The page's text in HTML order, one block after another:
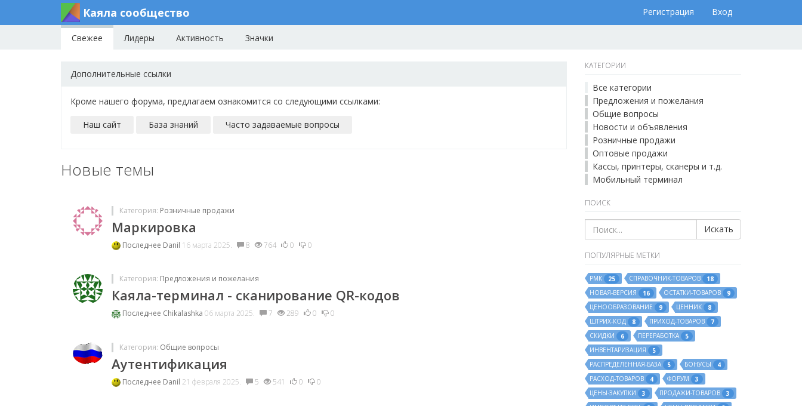
Каяла сообщество Регистрация Вход
Свежее Лидеры Активность Значки
Дополнительные ссылки
Кроме нашего форума, предлагаем ознакомится со следующими ссылками:
Наш сайт База знаний Часто задаваемые вопросы
Новые темы
Категория: Розничные продажи
Маркировка
Последнее Danil 16 марта 2025. 8 764 0 0
Категория: Предложения и пожелания
Каяла-терминал - сканирование QR-кодов
Последнее Chikalashka 06 марта 2025. 7 289 0 0
Категория: Общие вопросы
Аутентификация
Последнее Danil 21 февраля 2025. 5 541 0 0
КАТЕГОРИИ
Все категории
Предложения и пожелания
Общие вопросы
Новости и объявления
Розничные продажи
Оптовые продажи
Кассы, принтеры, сканеры и т.д.
Мобильный терминал
ПОИСК
Искать
ПОПУЛЯРНЫЕ МЕТКИ
РМК 25 СПРАВОЧНИК-ТОВАРОВ
18
НОВАЯ-ВЕРСИЯ
16 ОСТАТКИ-ТОВАРОВ
9
ЦЕНООБРАЗОВАНИЕ
9 ЦЕННИК
8
ШТРИХ-КОД
8 ПРИХОД-ТОВАРОВ
7
СКИДКИ
6 ПЕРЕРАБОТКА
5
ИНВЕНТАРИЗАЦИЯ
5
РАСПРЕДЕЛЕННАЯ-БАЗА
5 БОНУСЫ
4
РАСХОД-ТОВАРОВ
4 ФОРУМ
3
ЦЕНЫ-ЗАКУПКИ
3 ПРОДАЖИ-ТОВАРОВ
3